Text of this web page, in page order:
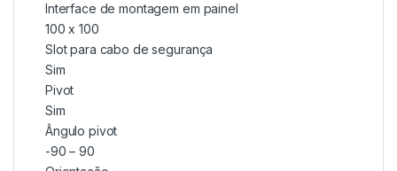
Interface de montagem em painel
100 x 100
Slot para cabo de segurança
Sim
Pivot
Sim
Ângulo pivot
-90 – 90